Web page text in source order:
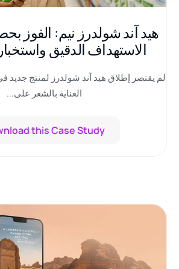
هيد آند شولدرز نيم: الفوز
الاستهداف الدقيق
لم يقتصر إطلاق هيد آند شولدرز لمنتج
العناية بالشعر على...
this Case Study